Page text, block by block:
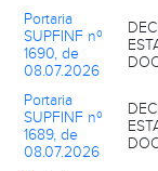
Portaria
SUPFINF nº
1690, de
08.07.2026
Portaria
SUPFINF nº
1689, de
08.07.2026